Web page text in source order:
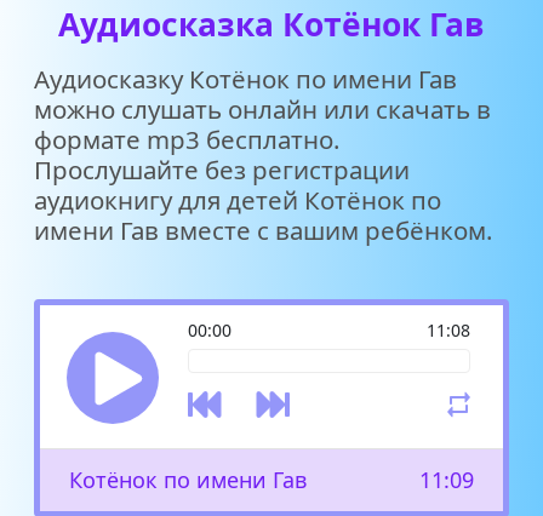
Аудиосказка Котёнок Гав
Аудиосказку Котёнок по имени Гав
можно слушать онлайн или скачать в
формате mp3 бесплатно.
Прослушайте без регистрации
аудиокнигу для детей Котёнок по
имени Гав вместе с вашим ребёнком.
00:00 11:08
Котёнок по имени Гав 11:09